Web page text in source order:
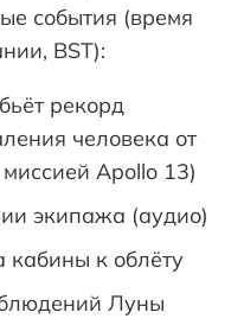
события (время
BST):
рекорд
человека от
Apollo 13)
экипажа (аудио)
кабины к облёту
Луны